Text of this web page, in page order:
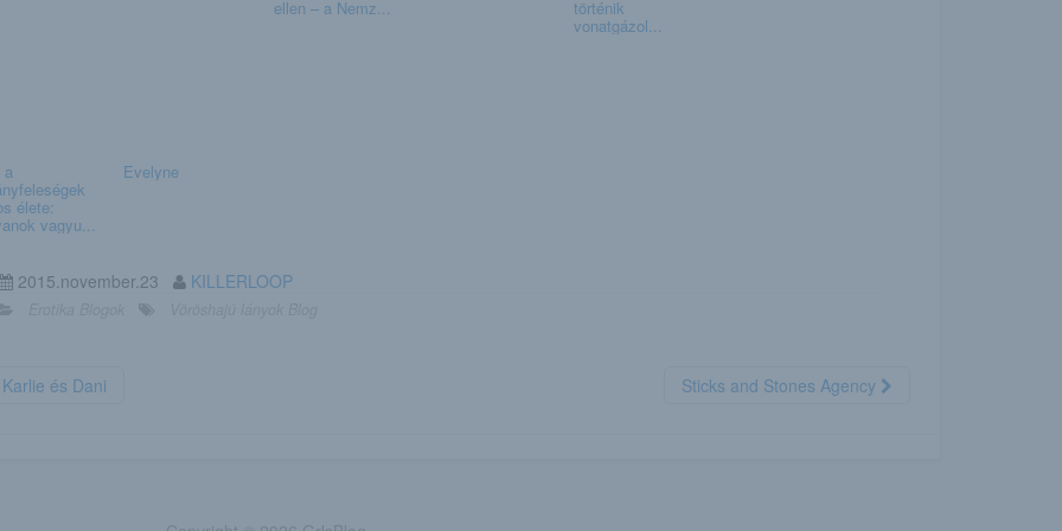
ellen – a Nemz... történik
vonatgázol...
a
élete:
vagyu...
Evelyne
2015.november.23 KILLERLOOP
Karlie és Dani Sticks and Stones Agency